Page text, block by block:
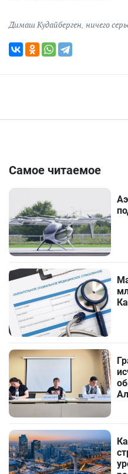
Димаш Кудайберген, ничего
Самое читаемое